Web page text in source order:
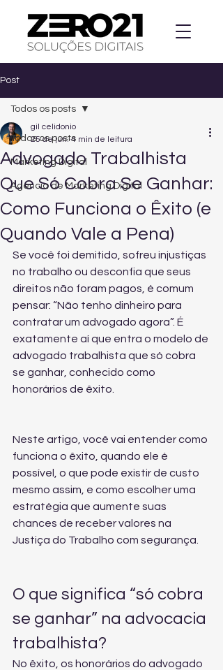
Post
Todos os posts
Marketing Digital
Agencia de Marketing Digital
Todos os posts
Advogado Trabalhista
Que Só Cobra Se Ganhar:
Como Funciona o Êxito (e
Quando Vale a Pena)
gil celidonio
25 de jun. 4 min de leitura
Se você foi demitido, sofreu injustiças
no trabalho ou desconfia que seus
direitos não foram pagos, é comum
pensar: “Não tenho dinheiro para
contratar um advogado agora”. É
exatamente aí que entra o modelo de
advogado trabalhista que só cobra
se ganhar, conhecido como
honorários de êxito.
Neste artigo, você vai entender como
funciona o êxito, quando ele é
possível, o que pode existir de custo
mesmo assim, e como escolher uma
estratégia que aumente suas
chances de receber valores na
Justiça do Trabalho com segurança.
O que significa “só cobra
se ganhar” na advocacia
trabalhista?
No êxito, os honorários do advogado